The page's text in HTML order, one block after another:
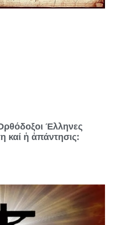
Έλληνες
καί ἡ ἀπάντησις: